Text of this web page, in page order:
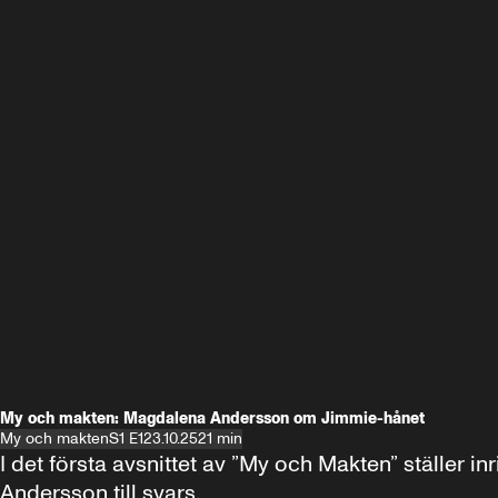
My och makten: Magdalena Andersson om Jimmie-hånet
My och maktenS1 E123.10.2521 min
I det första avsnittet av ”My och Makten” ställer
Andersson till svars.